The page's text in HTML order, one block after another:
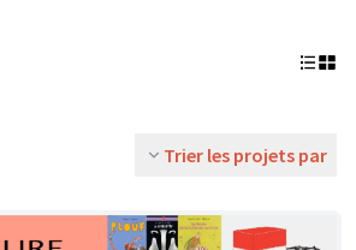
Trier les projets par